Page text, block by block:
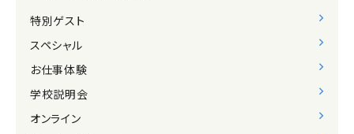
特別ゲスト
スペシャル
お仕事体験
学校説明会
オンライン